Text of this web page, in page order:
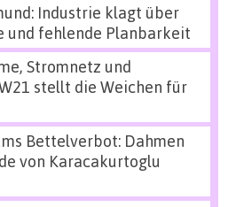
Industrie klagt über
und fehlende Planbarkeit
Stromnetz und
stellt die Weichen für
Bettelverbot: Dahmen
von Karacakurtoglu